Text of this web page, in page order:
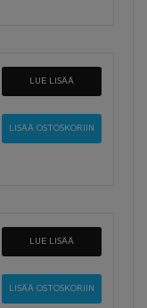
LUE LISÄÄ
LUE LISÄÄ